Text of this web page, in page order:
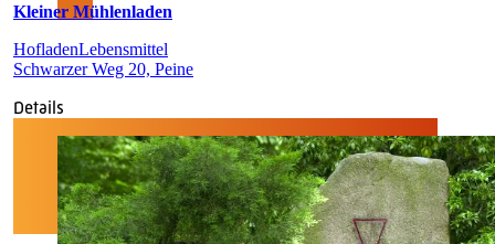
Kleiner Mühlenladen
HofladenLebensmittel
Schwarzer Weg 20, Peine
Details